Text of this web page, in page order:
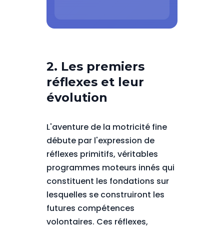
2. Les premiers
réflexes et leur
évolution
L'aventure de la motricité fine
débute par l'expression de
réflexes primitifs, véritables
programmes moteurs innés qui
constituent les fondations sur
lesquelles se construiront les
futures compétences
volontaires. Ces réflexes,